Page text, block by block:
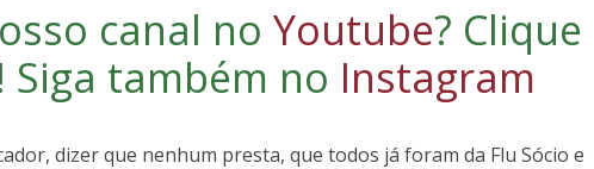
canal no Youtube? Clique
Siga também no Instagram
dizer que nenhum presta, que todos já foram da Flu Sócio e